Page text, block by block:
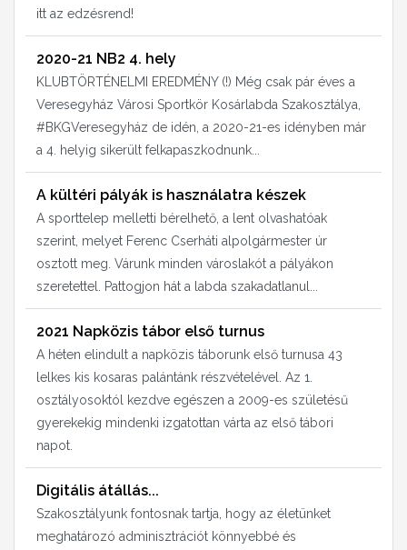
itt az edzésrend!
2020-21 NB2 4. hely
KLUBTÖRTÉNELMI EREDMÉNY (!) Még csak pár éves a
Veresegyház Városi Sportkör Kosárlabda Szakosztálya,
#BKGVeresegyház de idén, a 2020-21-es idényben már
a 4. helyig sikerült felkapaszkodnunk...
A kültéri pályák is használatra készek
A sporttelep melletti bérelhető, a lent olvashatóak
szerint, melyet Ferenc Cserháti alpolgármester úr
osztott meg. Várunk minden városlakót a pályákon
szeretettel. Pattogjon hát a labda szakadatlanul...
2021 Napközis tábor első turnus
A héten elindult a napközis táborunk első turnusa 43
lelkes kis kosaras palántánk részvételével. Az 1.
osztályosoktól kezdve egészen a 2009-es születésű
gyerekekig mindenki izgatottan várta az első tábori
napot.
Digitális átállás...
Szakosztályunk fontosnak tartja, hogy az életünket
meghatározó adminisztrációt könnyebbé és